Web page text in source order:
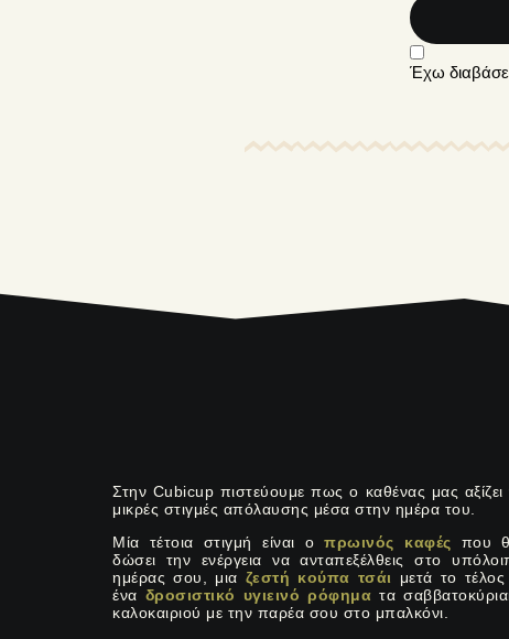
Έχω
Στην Cubicup πιστεύουμε πως ο καθένας μας αξίζει
μικρές στιγμές απόλαυσης μέσα στην ημέρα του.
Μία τέτοια στιγμή είναι οπρωινός καφές που
δώσει την ενέργεια να ανταπεξέλθεις στο
ημέρας σου, μια ζεστή κούπα τσάι
μετά το
ένα δροσιστικό υγιεινό ρόφημα τα
καλοκαιριού με την παρέα σου στο μπαλκόνι.